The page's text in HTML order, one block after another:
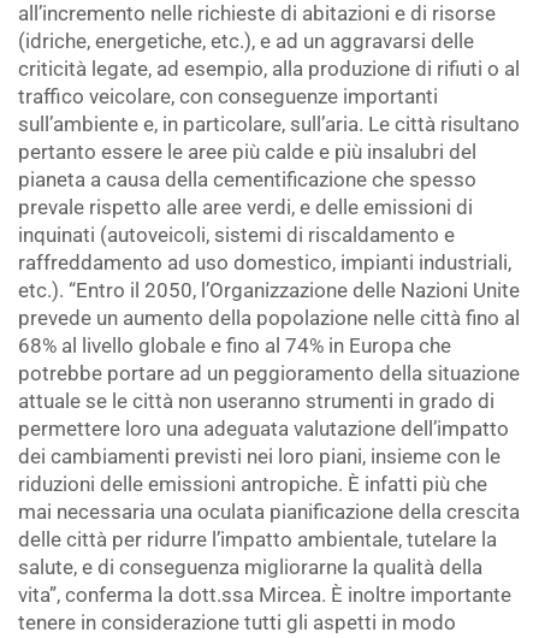
all’incremento nelle richieste di abitazioni e di risorse
(idriche, energetiche, etc.), e ad un aggravarsi delle
criticità legate, ad esempio, alla produzione di rifiuti o al
traffico veicolare, con conseguenze importanti
sull’ambiente e, in particolare, sull’aria. Le città risultano
pertanto essere le aree più calde e più insalubri del
pianeta a causa della cementificazione che spesso
prevale rispetto alle aree verdi, e delle emissioni di
inquinati (autoveicoli, sistemi di riscaldamento e
raffreddamento ad uso domestico, impianti industriali,
etc.). “Entro il 2050, l’Organizzazione delle Nazioni Unite
prevede un aumento della popolazione nelle città fino al
68% al livello globale e fino al 74% in Europa che
potrebbe portare ad un peggioramento della situazione
attuale se le città non useranno strumenti in grado di
permettere loro una adeguata valutazione dell’impatto
dei cambiamenti previsti nei loro piani, insieme con le
riduzioni delle emissioni antropiche. È infatti più che
mai necessaria una oculata pianificazione della crescita
delle città per ridurre l’impatto ambientale, tutelare la
salute, e di conseguenza migliorarne la qualità della
vita”, conferma la dott.ssa Mircea. È inoltre importante
tenere in considerazione tutti gli aspetti in modo